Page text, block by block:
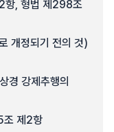
항, 형법 제298조
개정되기 전의 것)
경 강제추행의
조 제2항